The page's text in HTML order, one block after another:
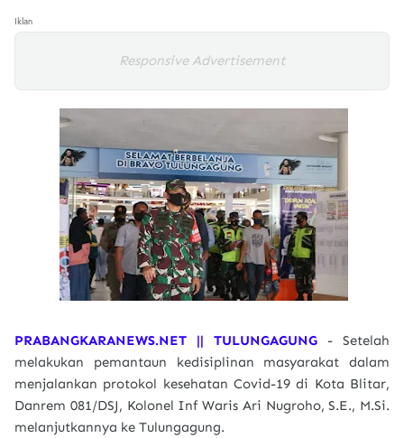
Iklan
Responsive Advertisement
PRABANGKARANEWS.NET || TULUNGAGUNG
- Setelah
melakukan pemantaun kedisiplinan masyarakat dalam
menjalankan protokol kesehatan Covid-19 di Kota Blitar,
Danrem 081/DSJ, Kolonel Inf Waris Ari Nugroho, S.E., M.Si.
melanjutkannya ke Tulungagung.